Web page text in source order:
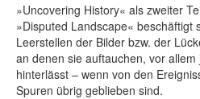
»Uncovering History« als zweiter
»Disputed Landscape« beschäftigt
Leerstellen der Bilder bzw. der
an denen sie auftauchen, vor
hinterlässt – wenn von den
Spuren übrig geblieben sind.